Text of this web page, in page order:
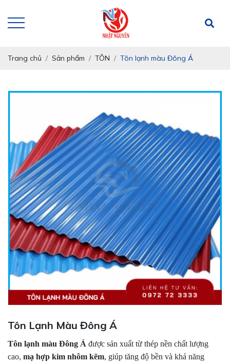
Trang chủ Sản phẩm TÔN Tôn lạnh màu Đông Á
Tôn Lạnh Màu Đông Á
Tôn lạnh màu Đông Á được sản xuất từ thép nền chất lượng
cao, mạ hợp kim nhôm kẽm, giúp tăng độ bền và khả năng